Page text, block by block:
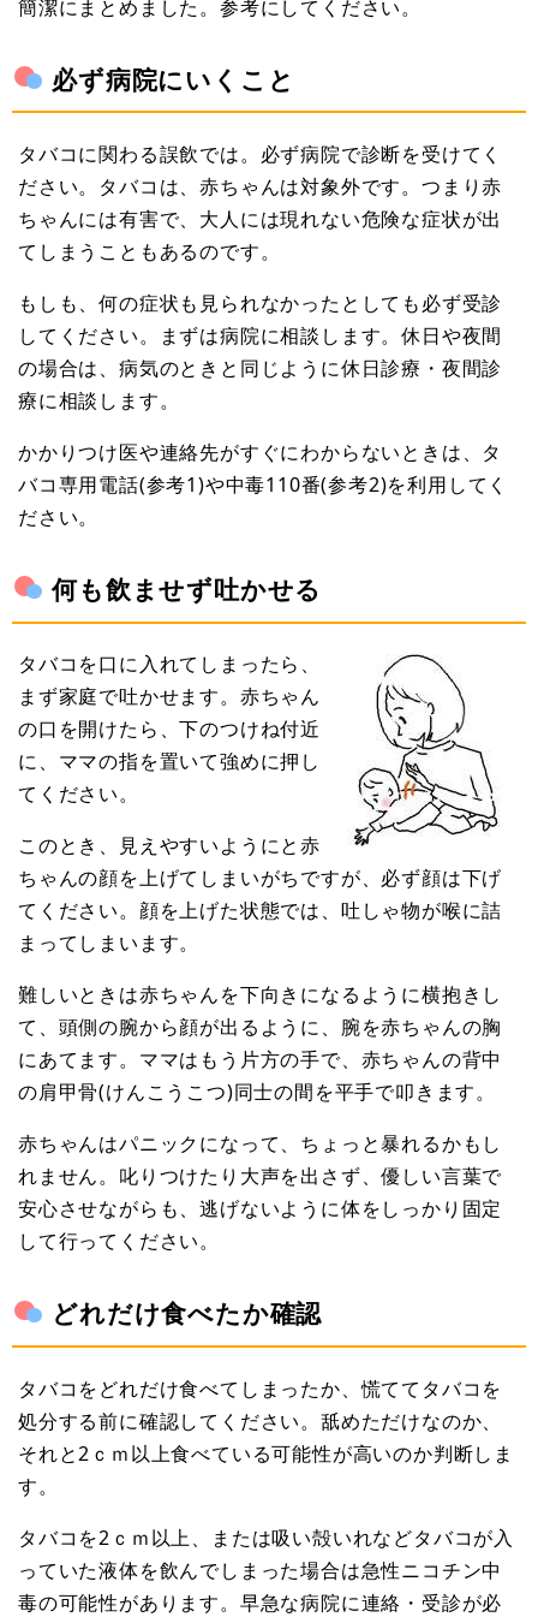
簡潔にまとめました。参考にしてください。
必ず病院にいくこと
タバコに関わる誤飲では。必ず病院で診断を受けてく
ださい。タバコは、赤ちゃんは対象外です。つまり赤
ちゃんには有害で、大人には現れない危険な症状が出
てしまうこともあるのです。
もしも、何の症状も見られなかったとしても必ず受診
してください。まずは病院に相談します。休日や夜間
の場合は、病気のときと同じように休日診療・夜間診
療に相談します。
かかりつけ医や連絡先がすぐにわからないときは、タ
バコ専用電話(参考1)や中毒110番(参考2)を利用してく
ださい。
何も飲ませず吐かせる
タバコを口に入れてしまったら、
まず家庭で吐かせます。赤ちゃん
の口を開けたら、下のつけね付近
に、ママの指を置いて強めに押し
てください。
このとき、見えやすいようにと赤
ちゃんの顔を上げてしまいがちですが、必ず顔は下げ
てください。顔を上げた状態では、吐しゃ物が喉に詰
まってしまいます。
難しいときは赤ちゃんを下向きになるように横抱きし
て、頭側の腕から顔が出るように、腕を赤ちゃんの胸
にあてます。ママはもう片方の手で、赤ちゃんの背中
の肩甲骨(けんこうこつ)同士の間を平手で叩きます。
赤ちゃんはパニックになって、ちょっと暴れるかもし
れません。叱りつけたり大声を出さず、優しい言葉で
安心させながらも、逃げないように体をしっかり固定
して行ってください。
どれだけ食べたか確認
タバコをどれだけ食べてしまったか、慌ててタバコを
処分する前に確認してください。舐めただけなのか、
それと2ｃｍ以上食べている可能性が高いのか判断しま
す。
タバコを2ｃｍ以上、または吸い殻いれなどタバコが入
っていた液体を飲んでしまった場合は急性ニコチン中
毒の可能性があります。早急な病院に連絡・受診が必